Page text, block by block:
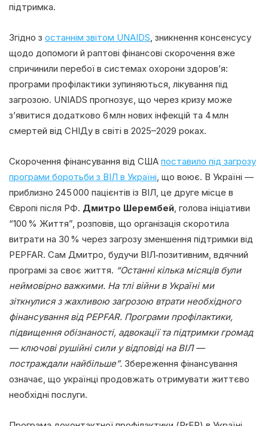
підтримка.
Згідно з останнім звітом UNAIDS , зникнення консенсусу
щодо допомоги й раптові фінансові скорочення вже
спричинили перебої в системах охорони здоров’я:
програми профілактики зупиняються, лікування під
загрозою. UNIADS прогнозує, що через кризу може
з’явитися додатково 6 млн нових інфекцій та 4 млн
смертей від СНІДу в світі в 2025–2029 роках.
Скорочення фінансування від США поставило під загрозу
програми боротьби з ВІЛ в Україні , що воює. В Україні —
приблизно 245 000 пацієнтів із ВІЛ, це друге місце в
Європі після РФ. Дмитро Шерембей , голова ініціативи
“100 % Життя”, розповів, що організація скоротила
витрати на 30 % через загрозу зменшення підтримки від
PEPFAR. Сам Дмитро, будучи ВІЛ‑позитивним, вдячний
програмі за своє життя. “Останні кілька місяців були
неймовірно важкими. На тлі війни в Україні ми
зіткнулися з жахливою загрозою втрати необхідного
фінансування від PEPFAR. Програми профілактики,
підвищення обізнаності, адвокації та підтримки громад
— ключові рушійні сили у відповіді на ВІЛ —
постраждали найбільше”. Збереження фінансування
означає, що українці продовжать отримувати життєво
необхідні послуги.